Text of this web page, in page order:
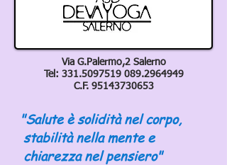
Via G.Palermo,2 Salerno
Tel: 331.5097519 089.2964949
C.F. 95143730653
"Salute è solidità nel corpo,
stabilità nella mente e
chiarezza nel pensiero"